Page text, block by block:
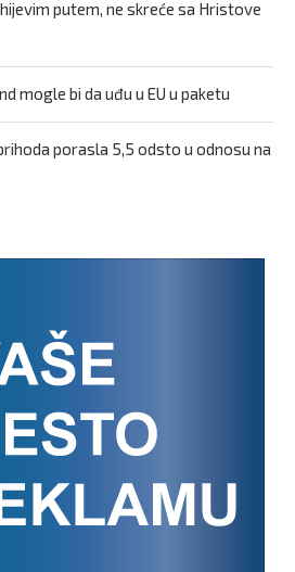
putem, ne skreće sa Hristove
mogle bi da uđu u EU u paketu
porasla 5,5 odsto u odnosu na